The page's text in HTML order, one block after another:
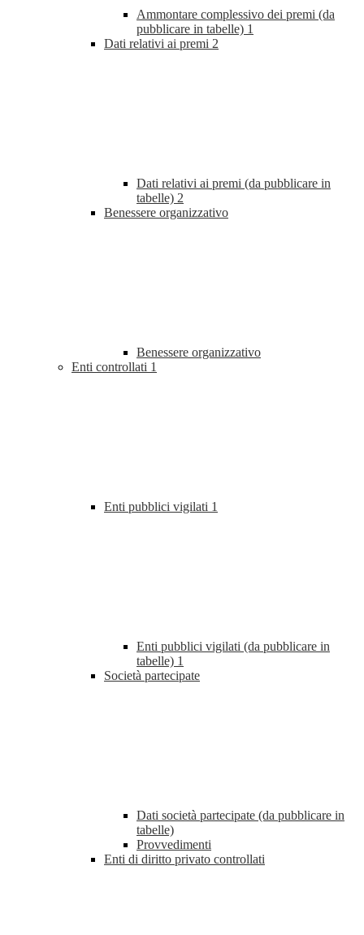
Ammontare complessivo dei premi (da
pubblicare in tabelle) 1
Dati relativi ai premi 2
Dati relativi ai premi (da pubblicare in
tabelle) 2
Benessere organizzativo
Benessere organizzativo
Enti controllati 1
Enti pubblici vigilati 1
Enti pubblici vigilati (da pubblicare in
tabelle) 1
Società partecipate
Dati società partecipate (da pubblicare in
tabelle)
Provvedimenti
Enti di diritto privato controllati